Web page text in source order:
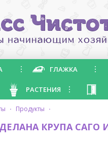
ГЛАЖКА
РАСТЕНИЯ
· продукты ·
КРУПА САГО